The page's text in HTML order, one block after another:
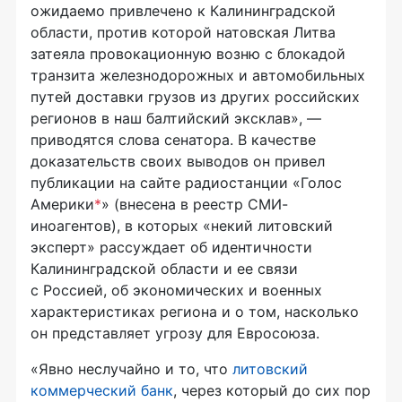
ожидаемо привлечено к Калининградской
области, против которой натовская Литва
затеяла провокационную возню с блокадой
транзита железнодорожных и автомобильных
путей доставки грузов из других российских
регионов в наш балтийский эксклав», —
приводятся слова сенатора. В качестве
доказательств своих выводов он привел
публикации на сайте радиостанции «Голос
Америки*» (внесена в реестр СМИ-
иноагентов), в которых «некий литовский
эксперт» рассуждает об идентичности
Калининградской области и ее связи
с Россией, об экономических и военных
характеристиках региона и о том, насколько
он представляет угрозу для Евросоюза.
«Явно неслучайно и то, что литовский
коммерческий банк, через который до сих пор